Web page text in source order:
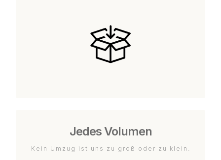
Jedes Volumen
Kein Umzug ist uns zu groß oder zu klein.